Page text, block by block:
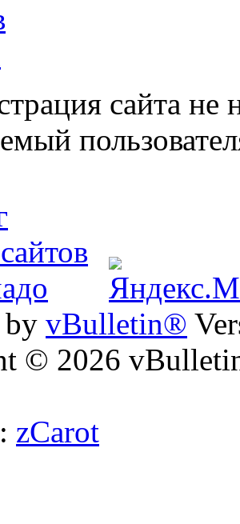
сайта не
by vBulletin®
© 2026
zCarot